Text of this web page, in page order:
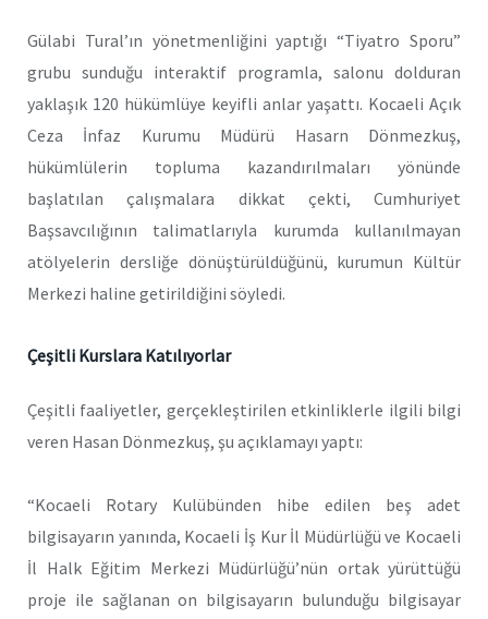
Gülabi Tural’ın yönetmenliğini yaptığı “Tiyatro Sporu”
grubu sunduğu interaktif programla, salonu dolduran
yaklaşık 120 hükümlüye keyifli anlar yaşattı. Kocaeli Açık
Ceza İnfaz Kurumu Müdürü Hasarn Dönmezkuş,
hükümlülerin topluma kazandırılmaları yönünde
başlatılan çalışmalara dikkat çekti, Cumhuriyet
Başsavcılığının talimatlarıyla kurumda kullanılmayan
atölyelerin dersliğe dönüştürüldüğünü, kurumun Kültür
Merkezi haline getirildiğini söyledi.
Çeşitli Kurslara Katılıyorlar
Çeşitli faaliyetler, gerçekleştirilen etkinliklerle ilgili bilgi
veren Hasan Dönmezkuş, şu açıklamayı yaptı:
“Kocaeli Rotary Kulübünden hibe edilen beş adet
bilgisayarın yanında, Kocaeli İş Kur İl Müdürlüğü ve Kocaeli
İl Halk Eğitim Merkezi Müdürlüğü’nün ortak yürüttüğü
proje ile sağlanan on bilgisayarın bulunduğu bilgisayar